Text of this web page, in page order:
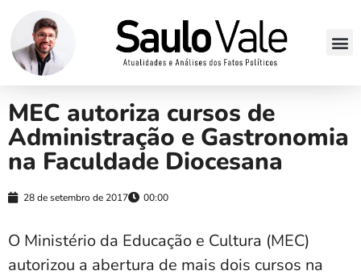
MEC autoriza cursos de
Administração e Gastronomia
na Faculdade Diocesana
28 de setembro de 2017 00:00
O Ministério da Educação e Cultura (MEC)
autorizou a abertura de mais dois cursos na